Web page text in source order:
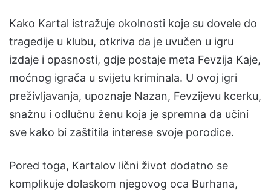
Kako Kartal istražuje okolnosti koje su dovele do
tragedije u klubu, otkriva da je uvučen u igru
izdaje i opasnosti, gdje postaje meta Fevzija Kaje,
moćnog igrača u svijetu kriminala. U ovoj igri
preživljavanja, upoznaje Nazan, Fevzijevu kcerku,
snažnu i odlučnu ženu koja je spremna da učini
sve kako bi zaštitila interese svoje porodice.
Pored toga, Kartalov lični život dodatno se
komplikuje dolaskom njegovog oca Burhana,